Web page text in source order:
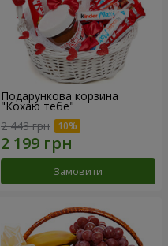
Подарункова корзина
"Кохаю тебе"
2 443 грн
Замовити